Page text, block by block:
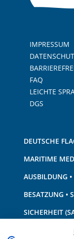
IMPRESSUM
FAQ
LEICHTE
DGS
DEUTSCHE
MARITIME
AUSBILDUNG
BESATZUNG •
SICHERHEIT
SCHIFF •